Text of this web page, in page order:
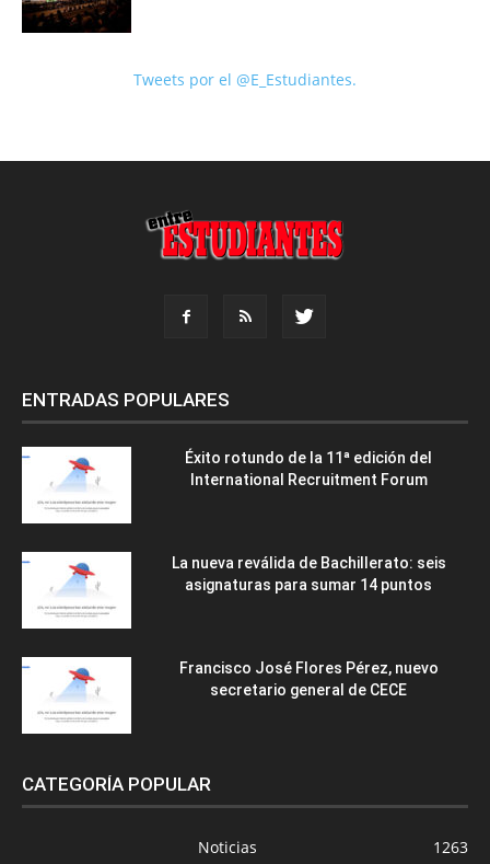
Tweets por el @E_Estudiantes.
ENTRADAS POPULARES
Éxito rotundo de la 11ª edición del
International Recruitment Forum
La nueva reválida de Bachillerato: seis
asignaturas para sumar 14 puntos
Francisco José Flores Pérez, nuevo
secretario general de CECE
CATEGORÍA POPULAR
Noticias 1263